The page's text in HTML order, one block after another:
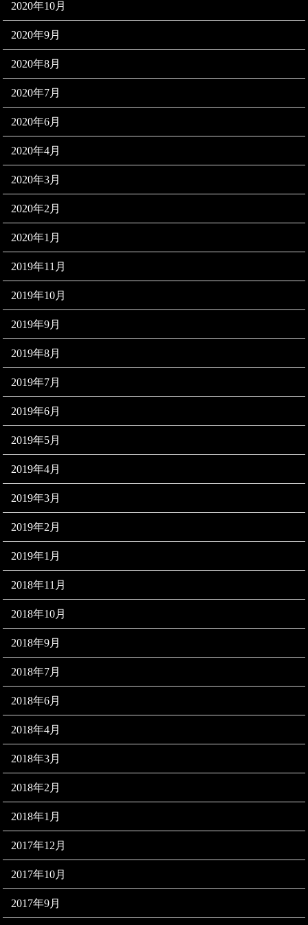
2020年10月
2020年9月
2020年8月
2020年7月
2020年6月
2020年4月
2020年3月
2020年2月
2020年1月
2019年11月
2019年10月
2019年9月
2019年8月
2019年7月
2019年6月
2019年5月
2019年4月
2019年3月
2019年2月
2019年1月
2018年11月
2018年10月
2018年9月
2018年7月
2018年6月
2018年4月
2018年3月
2018年2月
2018年1月
2017年12月
2017年10月
2017年9月